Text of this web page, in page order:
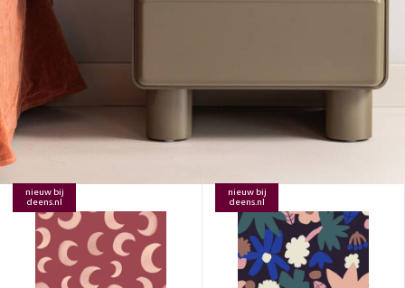
nieuw bij
deens.nl
nieuw bij
deens.nl